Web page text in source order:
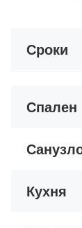
Сроки
Спален
Кухня